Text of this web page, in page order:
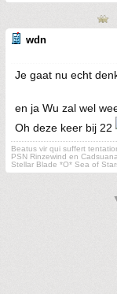
wdn
Je gaat nu echt
en ja Wu zal wel
Oh deze keer bij 22
Beatus vir qui suffert
PSN Rinzewind en
Stellar Blade *O* Sea of